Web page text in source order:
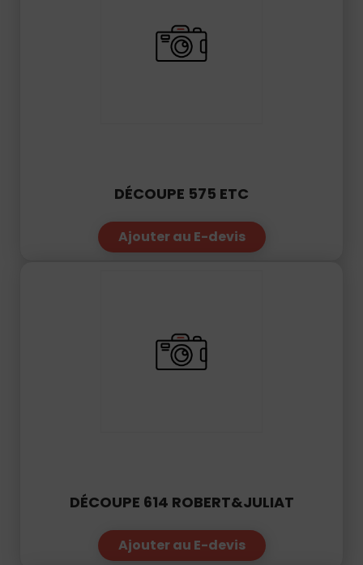
DÉCOUPE 575 ETC
Ajouter au E-devis
DÉCOUPE 614 ROBERT&JULIAT
Ajouter au E-devis